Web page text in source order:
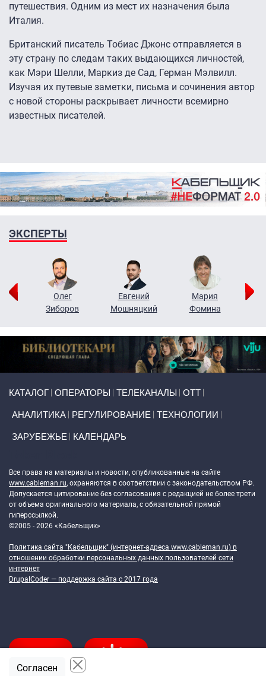
путешествия. Одним из мест их назначения была
Италия.
Британский писатель Тобиас Джонс отправляется в
эту страну по следам таких выдающихся личностей,
как Мэри Шелли, Маркиз де Сад, Герман Мэлвилл.
Изучая их путевые заметки, письма и сочинения автор
с новой стороны раскрывает личности всемирно
известных писателей.
ЭКСПЕРТЫ
Олег
Зиборов
Евгений
Мошняцкий
Мария
Фомина
КАТАЛОГ ОПЕРАТОРЫ ТЕЛЕКАНАЛЫ ОТТ
АНАЛИТИКА РЕГУЛИРОВАНИЕ ТЕХНОЛОГИИ
ЗАРУБЕЖЬЕ КАЛЕНДАРЬ
Все права на материалы и новости, опубликованные на сайте
www.cableman.ru, охраняются в соответствии с законодательством РФ.
Допускается цитирование без согласования с редакцией не более трети
от объема оригинального материала, с обязательной прямой
гиперссылкой.
©2005 - 2026 «Кабельщик»
Политика сайта "Кабельщик" (интернет-адреса www.cableman.ru) в
отношении обработки персональных данных пользователей сети
интернет
DrupalCoder — поддержка сайта c 2017 года
Согласен